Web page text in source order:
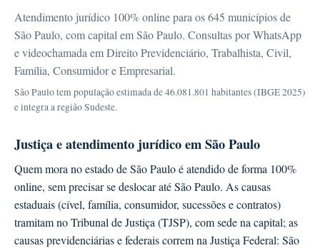
Atendimento jurídico 100% online para os 645 municípios de
São Paulo, com capital em São Paulo. Consultas por WhatsApp
e videochamada em Direito Previdenciário, Trabalhista, Civil,
Família, Consumidor e Empresarial.
São Paulo tem população estimada de 46.081.801 habitantes (IBGE 2025)
e integra a região Sudeste.
Justiça e atendimento jurídico em São Paulo
Quem mora no estado de São Paulo é atendido de forma 100%
online, sem precisar se deslocar até São Paulo. As causas
estaduais (cível, família, consumidor, sucessões e contratos)
tramitam no Tribunal de Justiça (TJSP), com sede na capital; as
causas previdenciárias e federais correm na Justiça Federal: São